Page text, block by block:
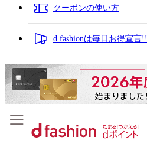
クーポンの使い方
d fashionは毎日お得宣言!!